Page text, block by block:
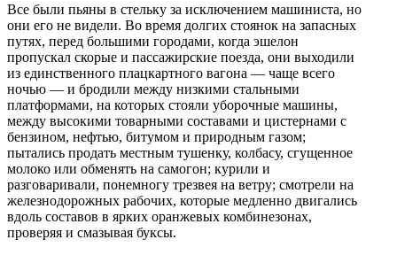
Все были пьяны в стельку за исключением машиниста, но
они его не видели. Во время долгих стоянок на запасных
путях, перед большими городами, когда эшелон
пропускал скорые и пассажирские поезда, они выходили
из единственного плацкартного вагона — чаще всего
ночью — и бродили между низкими стальными
платформами, на которых стояли уборочные машины,
между высокими товарными составами и цистернами с
бензином, нефтью, битумом и природным газом;
пытались продать местным тушенку, колбасу, сгущенное
молоко или обменять на самогон; курили и
разговаривали, понемногу трезвея на ветру; смотрели на
железнодорожных рабочих, которые медленно двигались
вдоль составов в ярких оранжевых комбинезонах,
проверяя и смазывая буксы.